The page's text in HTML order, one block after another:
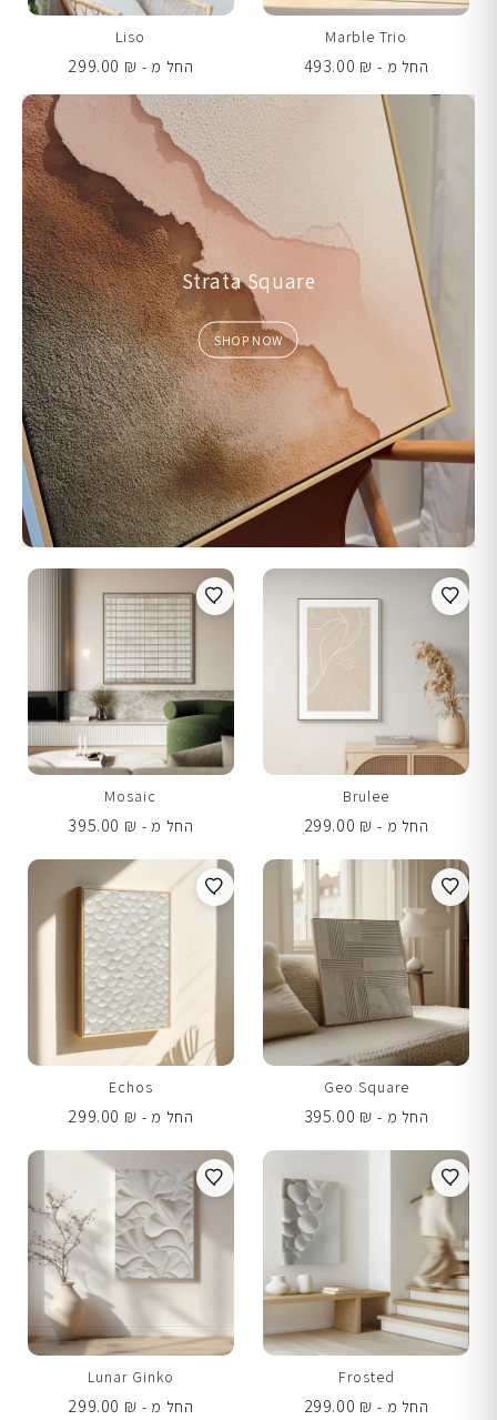
Marble Trio
החל מ -
493.00 ₪
Liso
החל מ -
299.00 ₪
Strata Square
SHOP NOW
Brulee
החל מ -
299.00 ₪
Mosaic
החל מ -
395.00 ₪
Geo Square
החל מ -
395.00 ₪
Echos
החל מ -
299.00 ₪
Frosted
החל מ -
299.00 ₪
Lunar Ginko
החל מ -
299.00 ₪